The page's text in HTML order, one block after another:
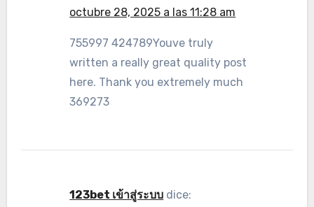
octubre 28, 2025 a las 11:28 am
755997 424789Youve truly
written a really great quality post
here. Thank you extremely much
369273
123bet เข้าสู่ระบบ dice: